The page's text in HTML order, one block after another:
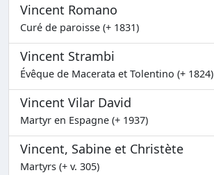
Vincent Romano
Curé de paroisse (+ 1831)
Vincent Strambi
Évêque de Macerata et Tolentino (+ 1824)
Vincent Vilar David
Martyr en Espagne (+ 1937)
Vincent, Sabine et Christète
Martyrs (+ v. 305)